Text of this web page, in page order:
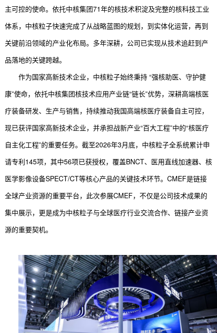
主可控的使命。依托中核集团71年的核技术积淀及完整的核科技工业
体系，中核粒子快速完成了从战略蓝图的规划，到实体化运营，再到
关键前沿领域的产业化布局。多年深耕，公司已实现从技术追赶到产
品落地的关键跨越。
作为国家高新技术企业，中核粒子始终秉持 “强核助医、守护健
康”使命，依托中核集团核技术应用产业链“链长”优势，深耕高端核医
疗装备研发、生产与销售，持续推动我国高端核医疗装备自主可控，
现已获评国家高新技术企业，并承担战新产业“百大工程”中的“核医疗
自主化工程”的重要任务。截至2026年3月底，中核粒子全系统累计申
请专利145项，其中56项已获授权，覆盖BNCT、医用直线加速器、核
医学影像设备SPECT/CT等核心产品的关键技术环节。CMEF是链接
全球产业资源的重要平台，此次参展CMEF，不仅是公司技术成果的
集中展示，更是成为中核粒子与全球医疗行业交流合作、链接产业资
源的重要契机。